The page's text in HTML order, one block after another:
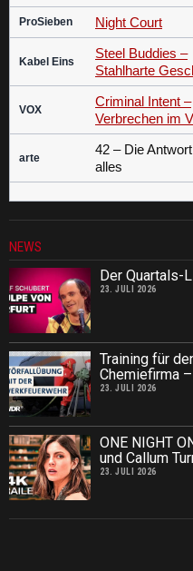
ProSieben Night Court
Kabel Eins
Steel Buddies –
Stahlharte
VOX
Criminal Intent –
Verbrechen im
arte
42 – Die
alles
NEWS
Der Quartals-
23. JULI 2026
Training für
Chemiefirma
23. JULI 2026
ONE NIGHT
und Callum
23. JULI 2026